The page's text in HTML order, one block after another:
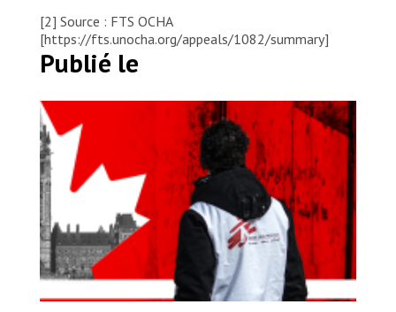
[2] Source : FTS OCHA
[https://fts.unocha.org/appeals/1082/summary]
Publié le